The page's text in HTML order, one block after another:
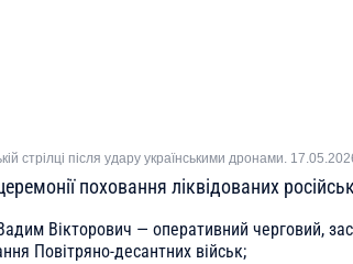
стрілці після удару українськими дронами.
поховання ліквідованих
Вікторович — оперативний черговий,
Повітряно-десантних військ;